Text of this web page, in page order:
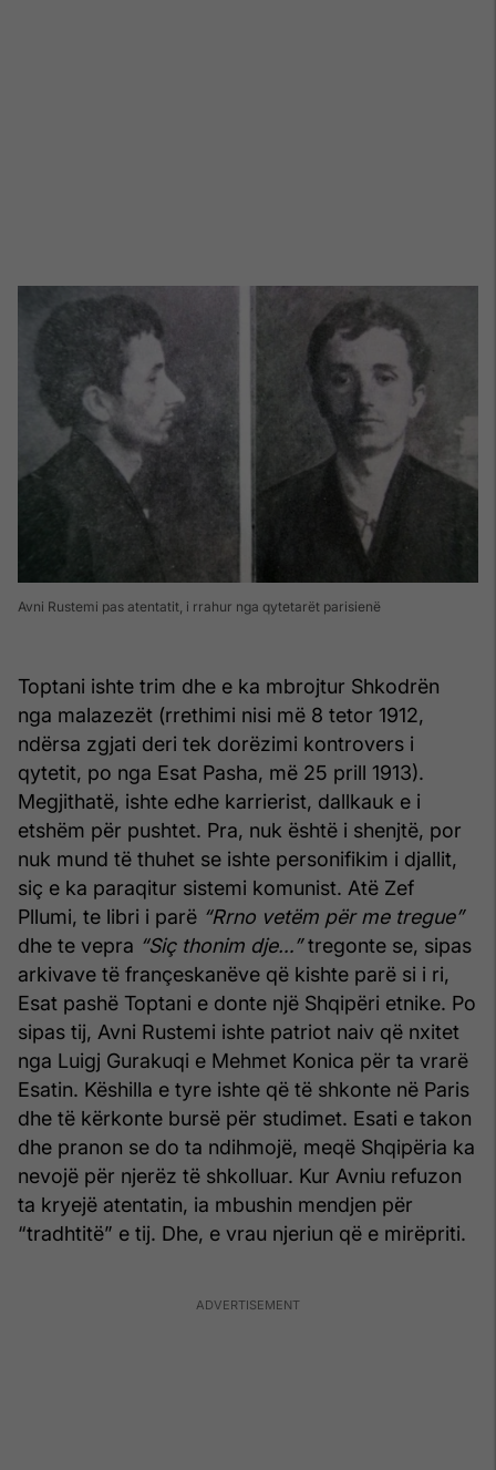
Avni Rustemi pas atentatit, i rrahur nga qytetarët parisienë
Toptani ishte trim dhe e ka mbrojtur Shkodrën
nga malazezët (rrethimi nisi më 8 tetor 1912,
ndërsa zgjati deri tek dorëzimi kontrovers i
qytetit, po nga Esat Pasha, më 25 prill 1913).
Megjithatë, ishte edhe karrierist, dallkauk e i
etshëm për pushtet. Pra, nuk është i shenjtë, por
nuk mund të thuhet se ishte personifikim i djallit,
siç e ka paraqitur sistemi komunist. Atë Zef
Pllumi, te libri i parë “Rrno vetëm për me tregue”
dhe te vepra “Siç thonim dje…”tregonte se, sipas
arkivave të françeskanëve që kishte parë si i ri,
Esat pashë Toptani e donte një Shqipëri etnike. Po
sipas tij, Avni Rustemi ishte patriot naiv që nxitet
nga Luigj Gurakuqi e Mehmet Konica për ta vrarë
Esatin. Këshilla e tyre ishte që të shkonte në Paris
dhe të kërkonte bursë për studimet. Esati e takon
dhe pranon se do ta ndihmojë, meqë Shqipëria ka
nevojë për njerëz të shkolluar. Kur Avniu refuzon
ta kryejë atentatin, ia mbushin mendjen për
“tradhtitë” e tij. Dhe, e vrau njeriun që e mirëpriti.